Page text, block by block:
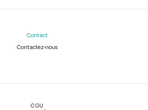
Contact
Contactez-nous
CGU